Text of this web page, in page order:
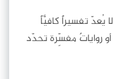
يُعدّ تفسيراً كافيَّاً
أو رواياتٌ مفسِّرة تحدّد